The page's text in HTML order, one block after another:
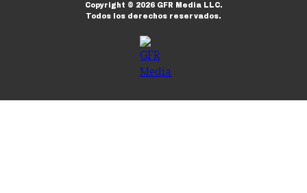
Copyright © 2026GFR Media LLC.
Todos los derechos reservados.